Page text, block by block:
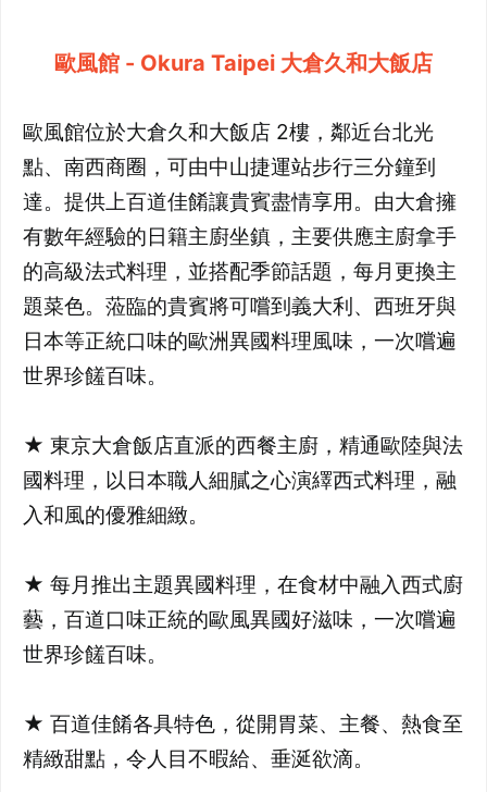
歐風館 - Okura Taipei 大倉久和大飯店
歐風館位於大倉久和大飯店 2樓，鄰近台北光
點、南西商圈，可由中山捷運站步行三分鐘到
達。提供上百道佳餚讓貴賓盡情享用。由大倉擁
有數年經驗的日籍主廚坐鎮，主要供應主廚拿手
的高級法式料理，並搭配季節話題，每月更換主
題菜色。蒞臨的貴賓將可嚐到義大利、西班牙與
日本等正統口味的歐洲異國料理風味，一次嚐遍
世界珍饈百味。
★ 東京大倉飯店直派的西餐主廚，精通歐陸與法
國料理，以日本職人細膩之心演繹西式料理，融
入和風的優雅細緻。
★ 每月推出主題異國料理，在食材中融入西式廚
藝，百道口味正統的歐風異國好滋味，一次嚐遍
世界珍饈百味。
★ 百道佳餚各具特色，從開胃菜、主餐、熱食至
精緻甜點，令人目不暇給、垂涎欲滴。